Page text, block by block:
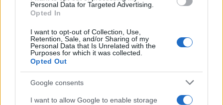
consent section.
Personal Data for Targeted Advertising.
Opted In
I want to opt-out of Collection, Use,
Retention, Sale, and/or Sharing of my
Personal Data that Is Unrelated with the
Purposes for which it was collected.
Opted Out
Google consents
I want to allow Google to enable storage
Germania
Investieren24
UK
News Hub UK
Lgbtq News